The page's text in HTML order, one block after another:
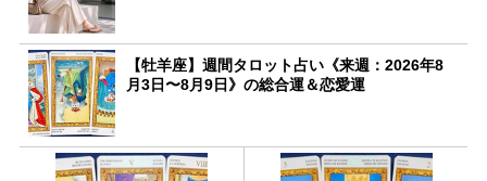
【牡羊座】週間タロット占い《来週：2026年8
月3日〜8月9日》の総合運＆恋愛運